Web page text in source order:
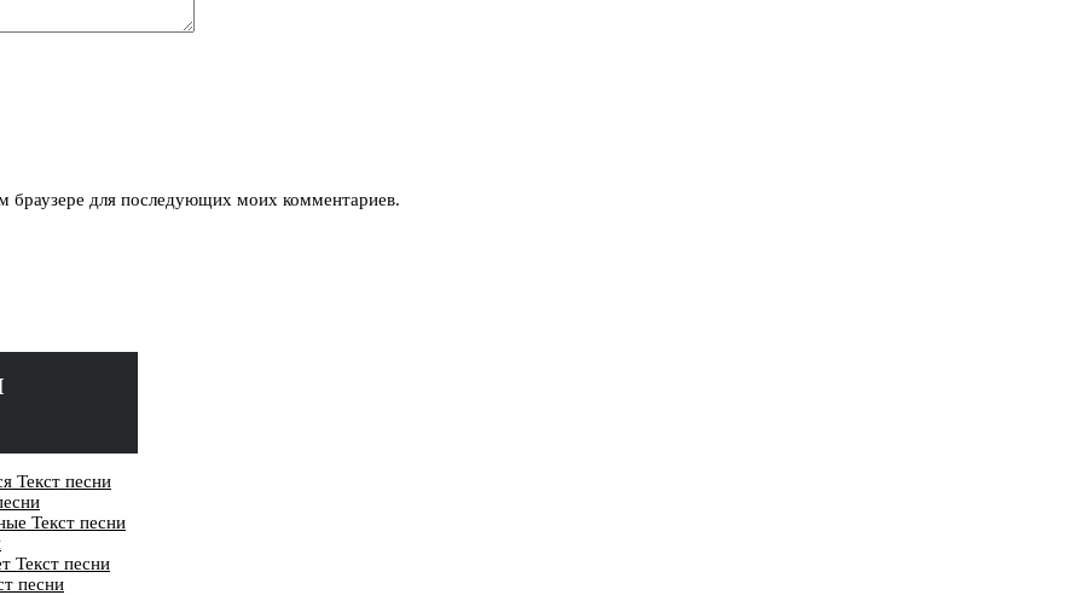
браузере для последующих моих комментариев.
Текст песни
Текст песни
Текст песни
песни